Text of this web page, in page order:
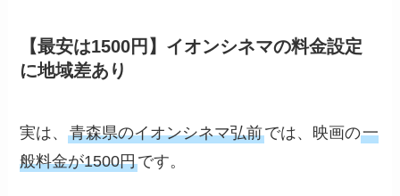
【最安は1500円】イオンシネマの料金設定
に地域差あり
実は、青森県のイオンシネマ弘前では、映画の一
般料金が1500円です。